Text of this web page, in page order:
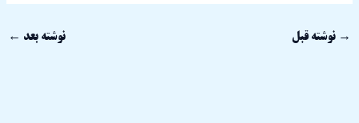
→ نوشته قبل نوشته بعد ←